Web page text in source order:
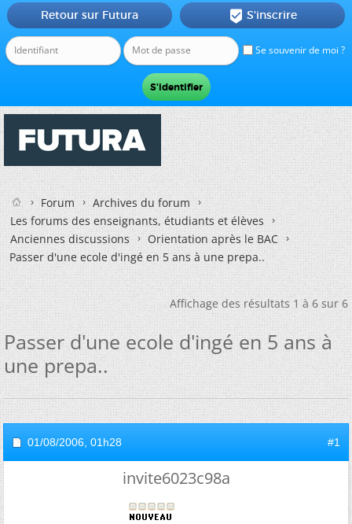
Se souvenir de moi ?
Retour sur Futura  S'inscrire
Forum
Archives du forum
Les forums des enseignants, étudiants et élèves
Anciennes discussions
Orientation après le BAC
Passer d'une ecole d'ingé en 5 ans à une prepa..
Affichage des résultats 1 à 6 sur 6
Passer d'une ecole d'ingé en 5 ans à
une prepa..
01/08/2006, 01h28 #1
invite6023c98a